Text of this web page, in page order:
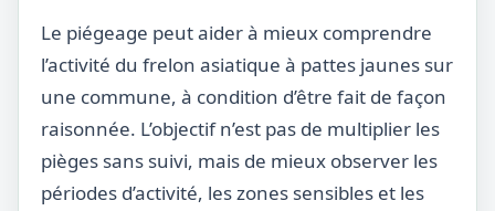
Le piégeage peut aider à mieux comprendre
l’activité du frelon asiatique à pattes jaunes sur
une commune, à condition d’être fait de façon
raisonnée. L’objectif n’est pas de multiplier les
pièges sans suivi, mais de mieux observer les
périodes d’activité, les zones sensibles et les